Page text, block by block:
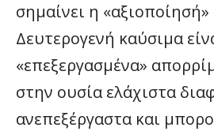
σημαίνει η «αξιοποίησή»
Δευτερογενή καύσιμα
«επεξεργασμένα»
στην ουσία ελάχιστα
ανεπεξέργαστα και